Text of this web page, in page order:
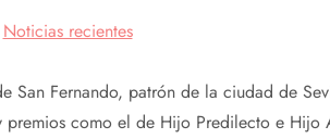
Noticias recientes
San Fernando, patrón de la ciudad de
premios como el de Hijo Predilecto e